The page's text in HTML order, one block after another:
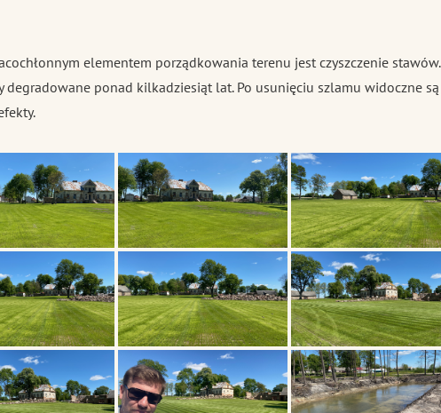
elementem porządkowania terenu jest czyszczenie stawów.
degradowane ponad kilkadziesiąt lat. Po usunięciu szlamu widoczne są